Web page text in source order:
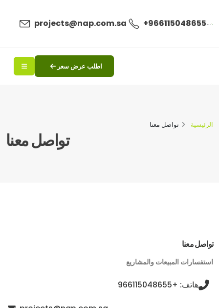
+966115048655
projects@nap.com.sa
اطلب عرض سعر
تواصل معنا
الرئيسية تواصل معنا
تواصل معنا
استفسارات المبيعات والمشاريع
هاتف: +966115048655